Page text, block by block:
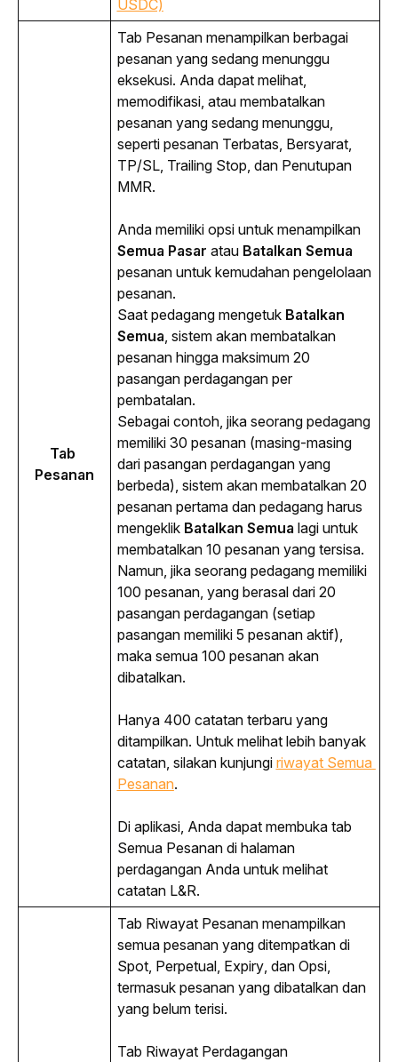
USDC)
Tab
Pesanan
Tab Pesanan menampilkan berbagai
pesanan yang sedang menunggu
eksekusi. Anda dapat melihat,
memodifikasi, atau membatalkan
pesanan yang sedang menunggu,
seperti pesanan Terbatas, Bersyarat,
TP/SL, Trailing Stop, dan Penutupan
MMR.
Anda memiliki opsi untuk menampilkan
Semua Pasar atau Batalkan Semua
pesanan untuk kemudahan pengelolaan
pesanan.
Saat pedagang mengetuk Batalkan
Semua, sistem akan membatalkan
pesanan hingga maksimum 20
pasangan perdagangan per
pembatalan.
Sebagai contoh, jika seorang pedagang
memiliki 30 pesanan (masing-masing
dari pasangan perdagangan yang
berbeda), sistem akan membatalkan 20
pesanan pertama dan pedagang harus
mengeklikBatalkan Semua lagi untuk
membatalkan 10 pesanan yang tersisa.
Namun, jika seorang pedagang memiliki
100 pesanan, yang berasal dari 20
pasangan perdagangan (setiap
pasangan memiliki 5 pesanan aktif),
maka semua 100 pesanan akan
dibatalkan.
Hanya 400 catatan terbaru yang
ditampilkan. Untuk melihat lebih banyak
catatan, silakan kunjungi riwayat Semua
Pesanan.
Di aplikasi, Anda dapat membuka tab
Semua Pesanan di halaman
perdagangan Anda untuk melihat
catatan L&R.
Tab Riwayat Pesanan menampilkan
semua pesanan yang ditempatkan di
Spot, Perpetual, Expiry, dan Opsi,
termasuk pesanan yang dibatalkan dan
yang belum terisi.
Tab Riwayat Perdagangan